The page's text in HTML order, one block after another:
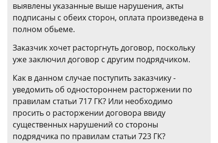
выявлены указанные выше нарушения, акты
подписаны с обеих сторон, оплата произведена в
полном обьеме.
Заказчик хочет расторгнуть договор, поскольку
уже заключил договор с другим подрядчиком.
Как в данном случае поступить заказчику -
уведомить об одностороннем расторжении по
правилам статьи 717 ГК? Или необходимо
просить о расторжении договора ввиду
существенных нарушений со стороны
подрядчика по правилам статьи 723 ГК?